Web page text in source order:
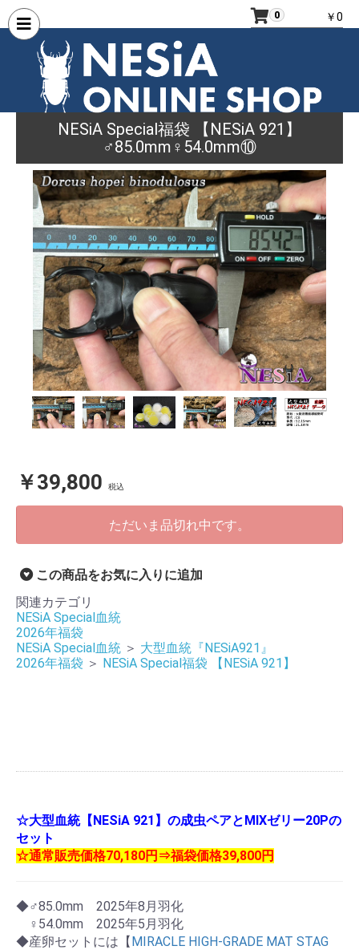
0 ￥0
NESiA Special福袋 【NESiA 921】
♂85.0mm♀54.0mm⑩
￥39,800 税込
ただいま品切れ中です。
この商品をお気に入りに追加
関連カテゴリ
NESiA Special血統
2026年福袋
NESiA Special血統 ＞ 大型血統『NESiA921』
2026年福袋 ＞ NESiA Special福袋 【NESiA 921】
☆大型血統【NESiA 921】の成虫ペアとMIXゼリー20Pの
セット
☆通常販売価格70,180円⇒福袋価格39,800円
◆♂85.0mm 2025年8月羽化
♀54.0mm 2025年5月羽化
◆産卵セットには【MIRACLE HIGH-GRADE MAT STAG